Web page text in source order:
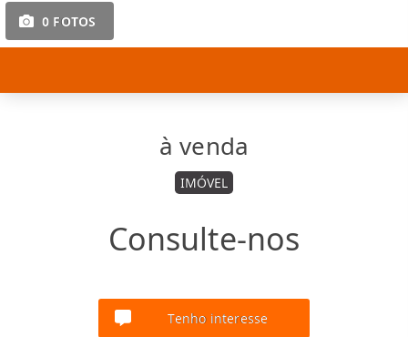
0 FOTOS
à venda
IMÓVEL
Consulte-nos
Tenho interesse